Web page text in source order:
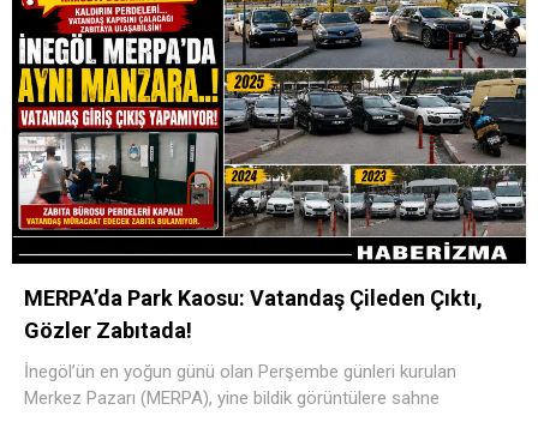
MERPA’da Park Kaosu: Vatandaş Çileden Çıktı,
Gözler Zabıtada!
​İnegöl’ün en yoğun günü olan Perşembe günleri kurulan
Merkez Pazarı (MERPA), yine bildik görüntülere sahne